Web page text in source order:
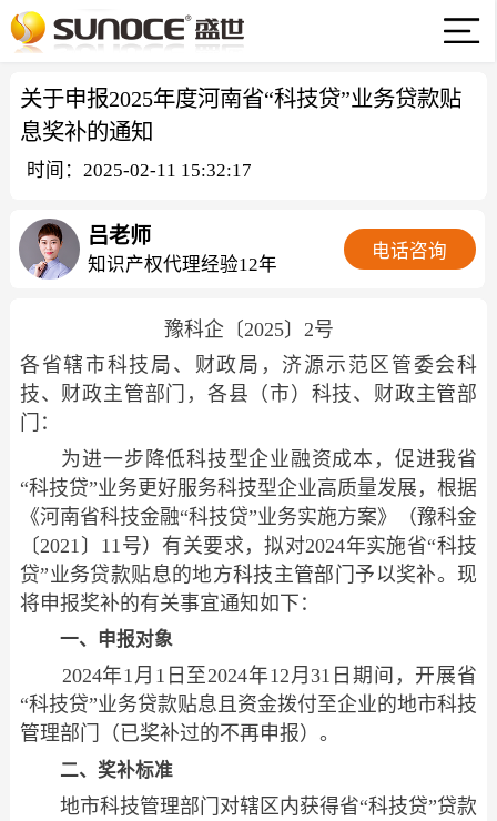
关于申报2025年度河南省“科技贷”业务贷款贴
息奖补的通知
时间：2025-02-11 15:32:17
吕老师
知识产权代理经验12年
电话咨询
豫科企〔2025〕2号
各省辖市科技局、财政局，济源示范区管委会科
技、财政主管部门，各县（市）科技、财政主管部
门：
为进一步降低科技型企业融资成本，促进我省
“科技贷”业务更好服务科技型企业高质量发展，根据
《河南省科技金融“科技贷”业务实施方案》（豫科金
〔2021〕11号）有关要求，拟对2024年实施省“科技
贷”业务贷款贴息的地方科技主管部门予以奖补。现
将申报奖补的有关事宜通知如下：
一、申报对象
2024年1月1日至2024年12月31日期间，开展省
“科技贷”业务贷款贴息且资金拨付至企业的地市科技
管理部门（已奖补过的不再申报）。
二、奖补标准
地市科技管理部门对辖区内获得省“科技贷”贷款